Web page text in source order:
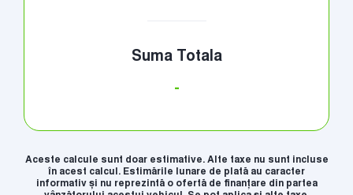
Suma Totala
-
Aceste calcule sunt doar estimative. Alte taxe nu sunt incluse
în acest calcul. Estimările lunare de plată au caracter
informativ și nu reprezintă o ofertă de finanțare din partea